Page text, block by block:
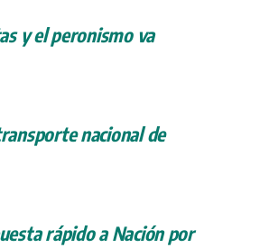
y el peronismo va
nacional de
rápido a Nación por